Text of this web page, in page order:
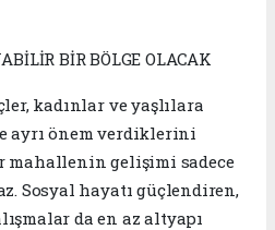
BİR BÖLGE OLACAK
kadınlar ve yaşlılara
ayrı önem verdiklerini
mahallenin gelişimi sadece
Sosyal hayatı güçlendiren,
da en az altyapı